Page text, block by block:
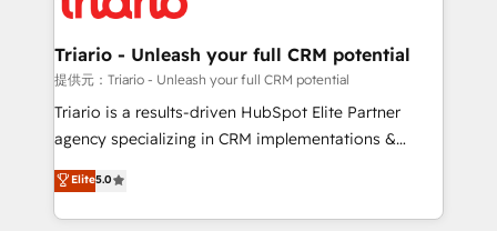
Program, HubSpot.
et l'intégration d'HubSpot ! Les grandes phases d'un
projet HubSpot avec DIGITALISIM : 🧽 Nettoyage,
migration et intégration des bases de données. 🚀
Développement des interfaces avec vos logiciels
Book Process & Guidelines utilisateurs 🎓
Formations des utilisateurs
Triario - Unleash your full CRM potential
提供元：Triario - Unleash your full CRM potential
Triario is a results-driven HubSpot Elite Partner
agency specializing in CRM implementations &
migrations, Revenue Operations, Custom
Integrations, Custom AI agents and AI-ready Website
Design With over 15 years of experience, we help
Elite5.0